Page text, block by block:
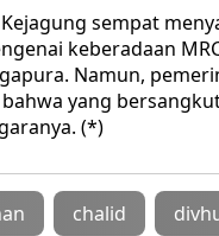
sempat
keberadaan
Namun,
yang
(*)
chalid